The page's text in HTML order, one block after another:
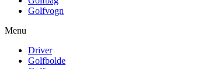
Golfvogn
Menu
Driver
Golfbolde